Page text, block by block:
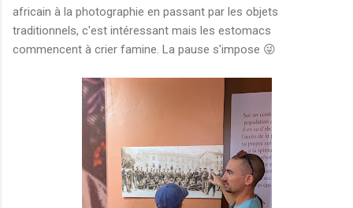
africain à la photographie en passant par les objets
traditionnels, c'est intéressant mais les estomacs
commencent à crier famine. La pause s'impose 😜